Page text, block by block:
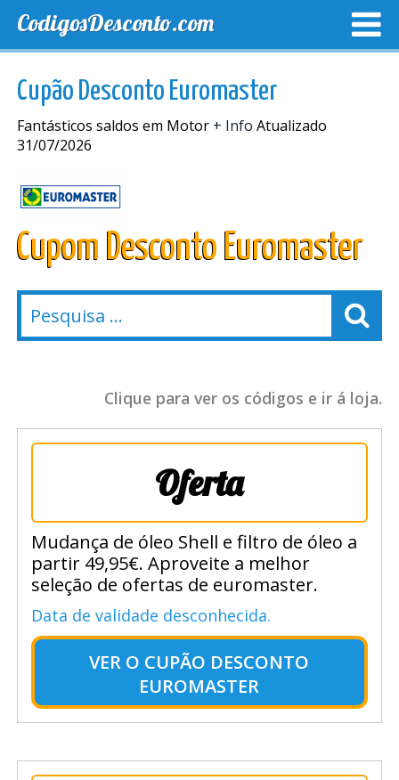
CodigosDesconto.com
Cupão Desconto Euromaster
Fantásticos saldos em Motor + Info Atualizado
31/07/2026
Cupom Desconto Euromaster
Clique para ver os códigos e ir á loja.
Oferta
Mudança de óleo Shell e filtro de óleo a
partir 49,95€. Aproveite a melhor
seleção de ofertas de euromaster.
Data de validade desconhecida.
VER O CUPÃO DESCONTO
EUROMASTER